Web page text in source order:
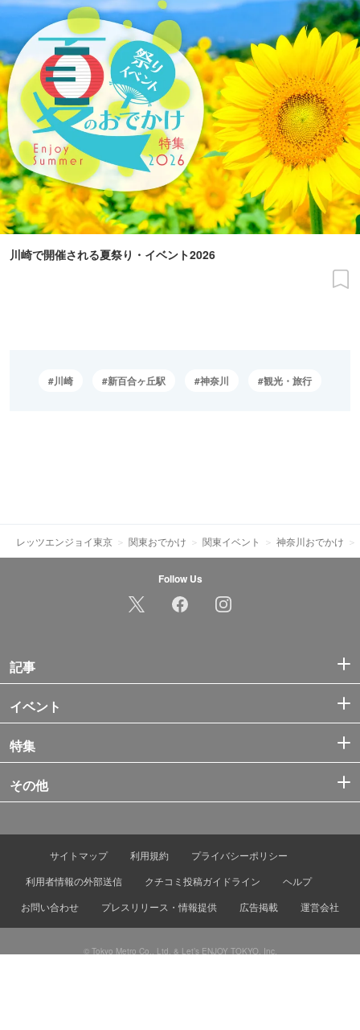
川崎で開催される夏祭り・イベント2026
川崎 新百合ヶ丘駅 神奈川 観光・旅行
レッツエンジョイ東京 関東おでかけ 関東イベント 神奈川おでかけ
Follow Us
記事
イベント
特集
その他
サイトマップ 利用規約
プライバシーポリシー
利用者情報の外部送信
クチコミ投稿ガイドライン
ヘルプ
お問い合わせ
プレスリリース・情報提供 広告掲載 運営会社
© Tokyo Metro Co., Ltd. & Let’s ENJOY TOKYO, Inc.